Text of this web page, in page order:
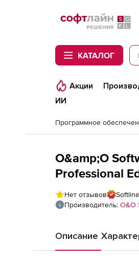
Softline
КАТАЛОГ
Акции
ИИ
O&amp;O
Professional
Нет отзывов
Производитель: O&O
Описание